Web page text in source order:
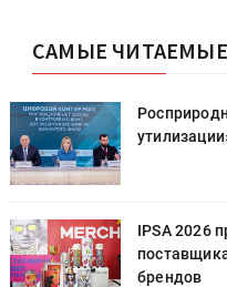
САМЫЕ
IPSA 2026
брендов